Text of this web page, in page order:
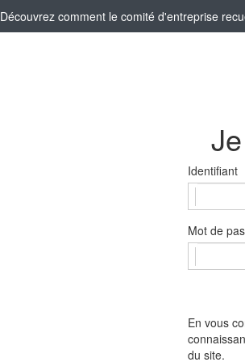
Découvrez comment le comité d'entreprise
Identifiant
Mot de
En vous
du site.